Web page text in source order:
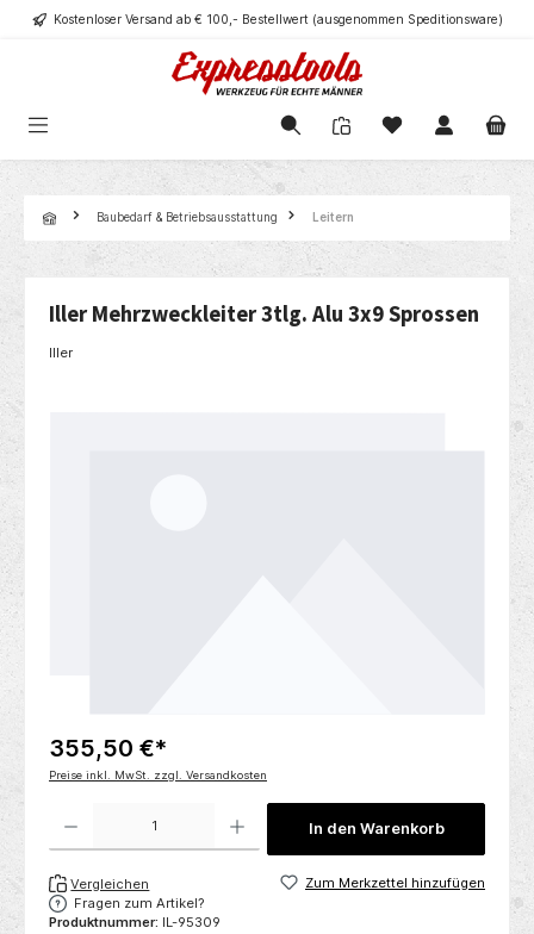
springenKostenloser Versand ab € 100,- Bestellwert (ausgenommen Speditionsware)
Baubedarf & Betriebsausstattung Leitern
Iller Mehrzweckleiter 3tlg. Alu 3x9 Sprossen
Iller
355,50 €*
Preise inkl. MwSt. zzgl. Versandkosten
Produkt Anzahl: Gib den gewünschten Wert ein oder benutze die Schaltflächen um
In den Warenkorb
Vergleichen
Zum Merkzettel hinzufügen
Fragen zum Artikel?
Produktnummer: IL-95309